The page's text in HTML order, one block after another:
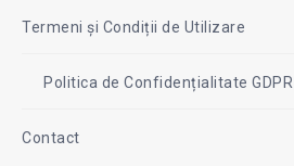
Termeni și Condiții de Utilizare
Politica de Confidențialitate GDPR
Contact